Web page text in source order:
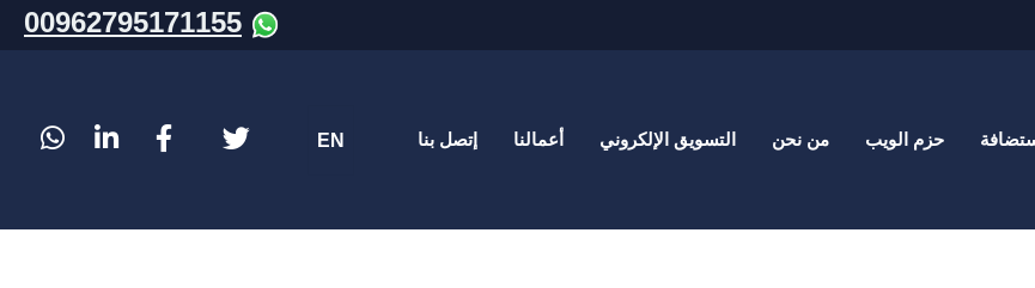
00962795171155
حزم الويب من نحن التسويق الإلكروني أعمالنا إتصل بنا اختر لغتك
EN